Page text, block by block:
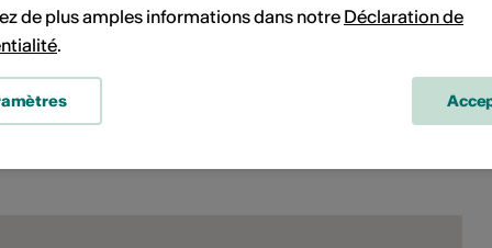
de stationnement à proximité: Oui
de plus amples informations dans notre Déclaration de
.